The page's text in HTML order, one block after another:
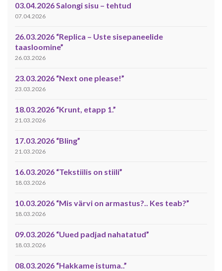
03.04.2026 Salongi sisu – tehtud
07.04.2026
26.03.2026 “Replica – Uste sisepaneelide
taasloomine”
26.03.2026
23.03.2026 “Next one please!”
23.03.2026
18.03.2026 “Krunt, etapp 1.”
21.03.2026
17.03.2026 “Bling”
21.03.2026
16.03.2026 “Tekstiilis on stiili”
18.03.2026
10.03.2026 “Mis värvi on armastus?.. Kes teab?”
18.03.2026
09.03.2026 “Uued padjad nahatatud”
18.03.2026
08.03.2026 “Hakkame istuma..”